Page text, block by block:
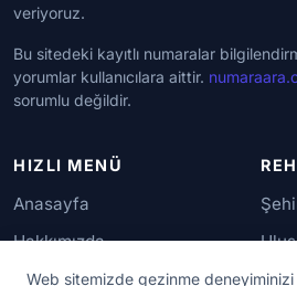
Web sitemizde gezinme
veriyoruz.
Bu sitedeki kayıtlı numaralar
yorumlar kullanıcılara aittir.
sorumlu değildir.
HIZLI MENÜ
Anasayfa
Hakkımızda
İletişim